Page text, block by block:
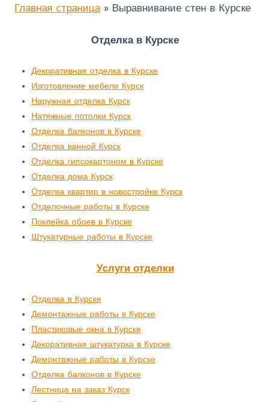
С
Е
Е
Й
З
О
Д
И
Н
Д
Ь
Главная страница» Выравнивание стен в Курске
Отделка в Курске
Декоративная отделка в Курске
Изготовление мебели Курск
Наружная отделка Курск
Натяжные потолки Курск
Отделка балконов в Курске
Отделка ванной Курск
Отделка гипсокартоном в Курске
Отделка дома Курск
Отделка квартир в новостройке Курск
Отделочные работы в Курске
Поклейка обоев в Курске
Штукатурные работы в Курске
Услуги отделки
Отделка в Курске
Демонтажные работы в Курске
Пластиковые окна в Курске
Декоративная штукатурка в Курске
Демонтажные работы в Курске
Отделка балконов в Курске
Лестница на заказ Курск